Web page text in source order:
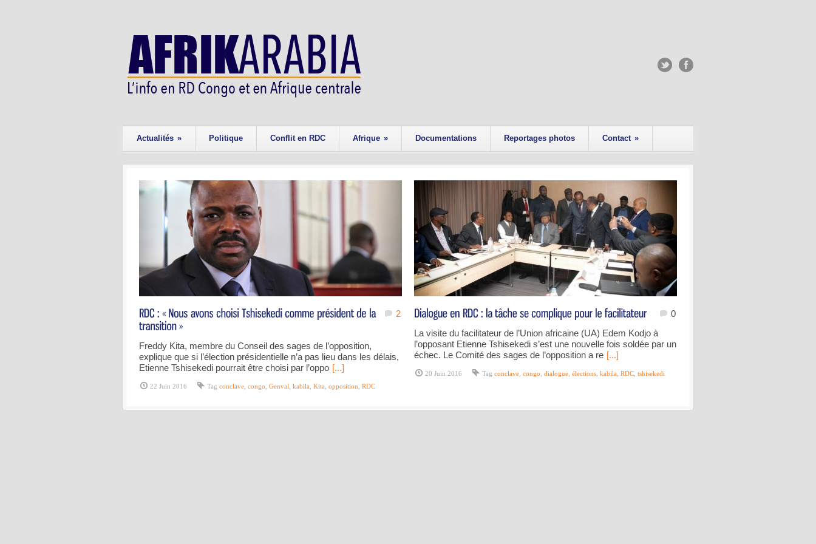
Actualités » Politique Conflit en RDC Afrique » Documentations Reportages photos Contact »
2
Freddy Kita, membre du Conseil des sages de l’opposition,
explique que si l’élection présidentielle n’a pas lieu dans les délais,
Etienne Tshisekedi pourrait être choisi par l’oppo [...]
22 Juin 2016 Tag conclave congo Genval kabila Kita opposition RDC
0
La visite du facilitateur de l’Union africaine (UA) Edem Kodjo à
l’opposant Etienne Tshisekedi s’est une nouvelle fois soldée par un
échec. Le Comité des sages de l’opposition a re [...]
20 Juin 2016 Tag conclave congo dialogue élections kabila RDC tshisekedi